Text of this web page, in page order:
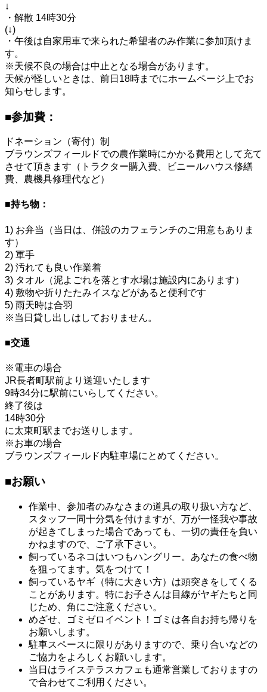
↓
・解散 14時30分
(↓)
・午後は自家用車で来られた希望者のみ作業に参加頂けま
す。
※天候不良の場合は中止となる場合があります。
天候が怪しいときは、前日18時までにホームページ上でお
知らせします。
■参加費：
ドネーション（寄付）制
ブラウンズフィールドでの農作業時にかかる費用として充て
させて頂きます（トラクター購入費、ビニールハウス修繕
費、農機具修理代など）
■持ち物：
1) お弁当（当日は、併設のカフェランチのご用意もありま
す）
2) 軍手
2) 汚れても良い作業着
3) タオル（泥よごれを落とす水場は施設内にあります）
4) 敷物や折りたたみイスなどがあると便利です
5) 雨天時は合羽
※当日貸し出しはしておりません。
■交通
※電車の場合
JR長者町駅前より送迎いたします
9時34分に駅前にいらしてください。
終了後は
14時30分
に太東町駅までお送りします。
※お車の場合
ブラウンズフィールド内駐車場にとめてください。
■お願い
作業中、参加者のみなさまの道具の取り扱い方など、
スタッフ一同十分気を付けますが、万が一怪我や事故
が起きてしまった場合であっても、一切の責任を負い
かねますので、ご了承下さい。
飼っているネコはいつもハングリー。あなたの食べ物
を狙ってます。気をつけて！
飼っているヤギ（特に大きい方）は頭突きをしてくる
ことがあります。特にお子さんは目線がヤギたちと同
じため、角にご注意ください。
めざせ、ゴミゼロイベント！ゴミは各自お持ち帰りを
お願いします。
駐車スペースに限りがありますので、乗り合いなどの
ご協力をよろしくお願いします。
当日はライステラスカフェも通常営業しておりますの
で合わせてご利用ください。